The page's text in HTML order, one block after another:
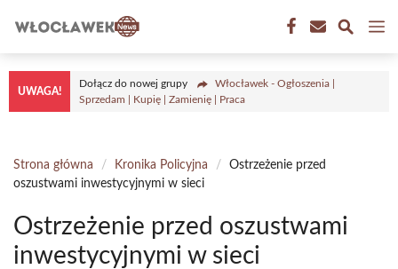
treści
UWAGA!
Dołącz do nowej grupy
Włocławek - Ogłoszenia |
Sprzedam | Kupię | Zamienię | Praca
Strona główna / Kronika Policyjna /
Ostrzeżenie przed
oszustwami inwestycyjnymi w sieci
Ostrzeżenie przed oszustwami
inwestycyjnymi w sieci